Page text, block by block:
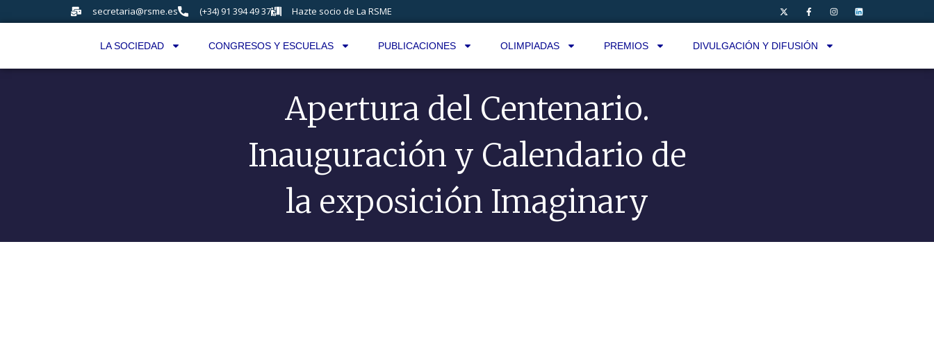
secretaria@rsme.es (+34) 91 394 49 37 Hazte socio de La RSME
LA SOCIEDAD CONGRESOS Y ESCUELAS PUBLICACIONES OLIMPIADAS PREMIOS DIVULGACIÓN Y DIFUSIÓN
Apertura del Centenario.
Inauguración y Calendario de
la exposición Imaginary